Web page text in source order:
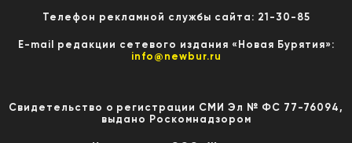
Телефон рекламной службы сайта: 21-30-85
E-mail редакции сетевого издания «Новая Бурятия»:
info@newbur.ru
Свидетельство о регистрации СМИ Эл № ФС 77-76094,
выдано Роскомнадзором